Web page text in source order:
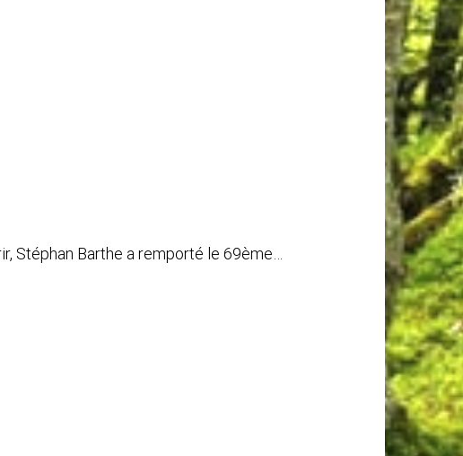
Stéphan Barthe a remporté le 69ème…